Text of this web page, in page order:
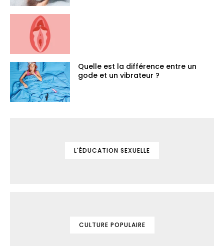
Quelle est la différence entre un
gode et un vibrateur ?
L'ÉDUCATION SEXUELLE
CULTURE POPULAIRE